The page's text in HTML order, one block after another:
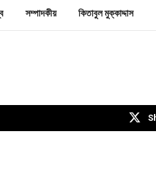
সম্পাদকীয় কিতাবুল মুক্কাদ্দাস